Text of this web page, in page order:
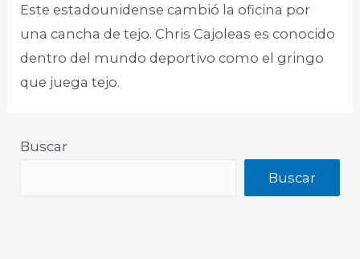
Este estadounidense cambió la oficina por
una cancha de tejo. Chris Cajoleas es conocido
dentro del mundo deportivo como el gringo
que juega tejo.​
Buscar
Buscar